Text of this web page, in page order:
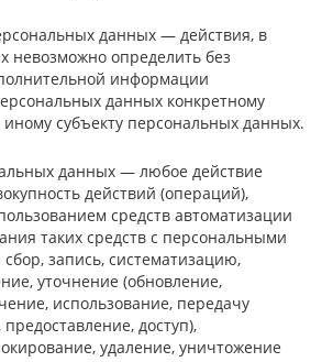
данных — действия, в
невозможно определить без
информации
данных конкретному
субъекту персональных данных.
данных — любое действие
действий (операций),
средств автоматизации
таких средств с персональными
запись, систематизацию,
уточнение (обновление,
использование, передачу
доступ),
удаление, уничтожение